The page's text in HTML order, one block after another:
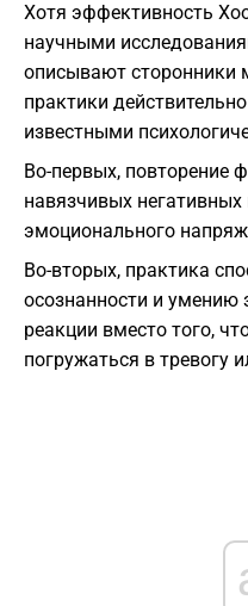
Хотя эффективность
научными
описывают сторонники
практики
известными
Во-первых, повторение
навязчивых
эмоционального
Во-вторых, практика
осознанности и умению
реакции вместо того,
погружаться в тревогу